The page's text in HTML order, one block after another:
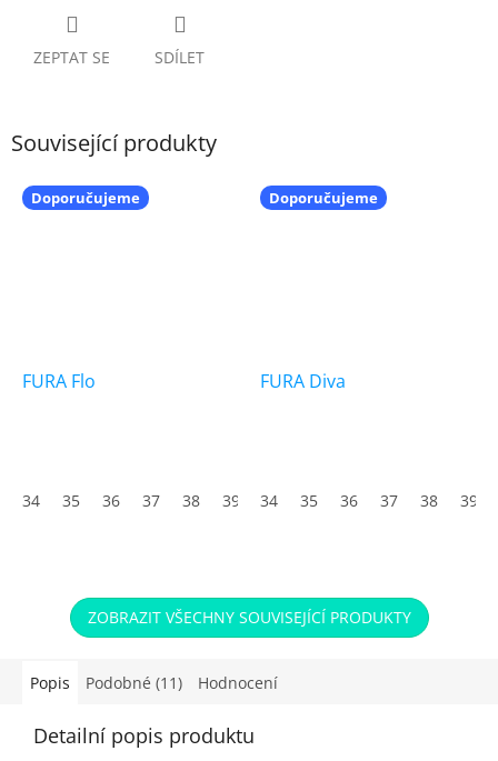
ZEPTAT SE SDÍLET
Související produkty
Doporučujeme
FURA Flo
34 35 36 37 38 39 40 41 42 43 44 45
Doporučujeme
FURA Diva
produktu
je
hvězdiček.
34 35 36 37 38 39
ZOBRAZIT VŠECHNY SOUVISEJÍCÍ PRODUKTY
Popis Podobné (11) Hodnocení
Detailní popis produktu